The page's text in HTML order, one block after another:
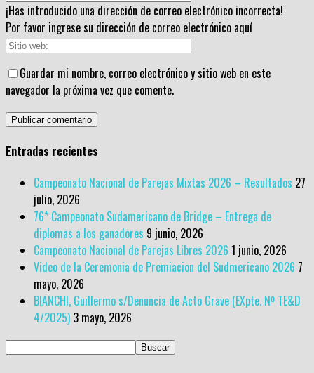
¡Has introducido una dirección de correo electrónico incorrecta!
Por favor ingrese su dirección de correo electrónico aquí
Guardar mi nombre, correo electrónico y sitio web en este
navegador la próxima vez que comente.
Entradas recientes
Campeonato Nacional de Parejas Mixtas 2026 – Resultados 27
julio, 2026
76* Campeonato Sudamericano de Bridge – Entrega de
diplomas a los ganadores 9 junio, 2026
Campeonato Nacional de Parejas Libres 2026 1 junio, 2026
Video de la Ceremonia de Premiacion del Sudmericano 2026 7
mayo, 2026
BIANCHI, Guillermo s/Denuncia de Acto Grave (EXpte. Nº TE&D
4/2025) 3 mayo, 2026